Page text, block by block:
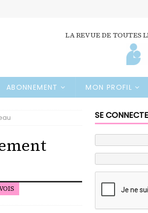
LA REVUE DE TOUTES
ABONNEMENT MON PROFIL
SE